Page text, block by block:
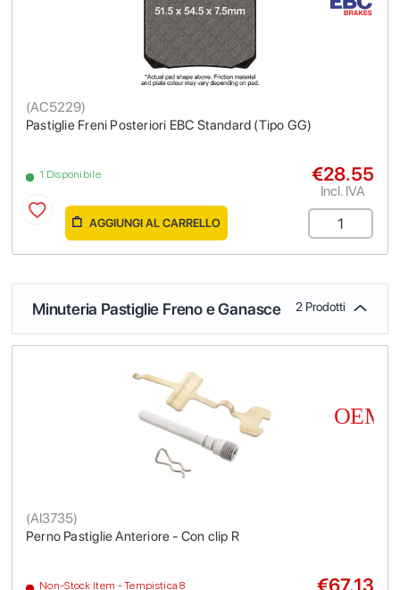
Pastiglie Freni Posteriori EBC Standard (Tipo GG)
(AC5229)
1 Disponibile €28.55
Incl. IVA
AGGIUNGI AL CARRELLO
Minuteria Pastiglie Freno e Ganasce 2 Prodotti
Perno Pastiglie Anteriore - Con clip R
(AI3735)
Non-Stock Item - Tempistica 8 €67.13